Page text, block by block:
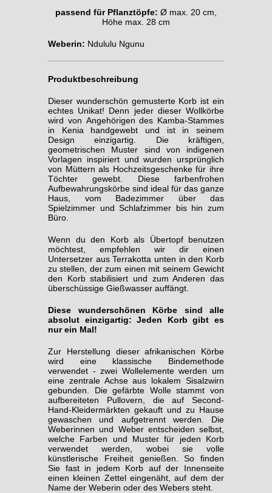
passend für Pflanztöpfe: Ø max. 20 cm,
Höhe max. 28 cm
Weberin: Ndululu Ngunu
Produktbeschreibung
Dieser wunderschön gemusterte Korb ist ein
echtes Unikat! Denn jeder dieser Wollkörbe
wird von Angehörigen des Kamba-Stammes
in Kenia
handgewebt und ist in seinem
Design einzigartig. Die kräftigen,
geometrischen Muster sind von indigenen
Vorlagen inspiriert und wurden ursprünglich
von Müttern als Hochzeitsgeschenke für ihre
Töchter gewebt. Diese farbenfrohen
Aufbewahrungskörbe sind ideal für das ganze
Haus, vom Badezimmer über das
Spielzimmer und Schlafzimmer bis hin zum
Büro.
Wenn du den Korb als Übertopf benutzen
möchtest, empfehlen wir dir einen
Untersetzer aus Terrakotta unten in den Korb
zu stellen, der zum einen mit seinem Gewicht
den Korb stabilisiert und zum Anderen das
überschüssige Gießwasser auffängt.
Diese wunderschönen Körbe sind alle
absolut einzigartig: Jeden Korb gibt es
nur ein Mal!
Zur Herstellung dieser afrikanischen Körbe
wird eine klassische Bindemethode
verwendet - zwei Wollelemente werden um
eine zentrale Achse aus lokalem Sisalzwirn
gebunden. Die gefärbte Wolle stammt von
aufbereiteten Pullovern, die auf Second-
Hand-Kleidermärkten gekauft und zu Hause
gewaschen und aufgetrennt werden. Die
Weberinnen und Weber entscheiden selbst,
welche Farben und Muster für jeden Korb
verwendet werden, wobei sie volle
künstlerische Freiheit genießen. So finden
Sie fast in jedem Korb auf der Innenseite
einen kleinen Zettel eingenäht, auf dem der
Name der Weberin oder des Webers steht.